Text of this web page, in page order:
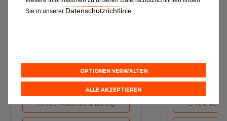
Online-Kostenvoranschlag Online-
Sie in unsererDatenschutzrichtlinie .
OPTIONEN VERWALTEN
ALLE AKZEPTIEREN